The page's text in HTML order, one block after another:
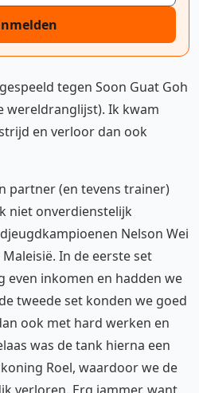
tegen Soon Guat Goh
wereldranglijst). Ik kwam
en verloor dan ook
partner (en tevens trainer)
niet onverdienstelijk
Nelson Wei
Maleisië. In de eerste set
even inkomen en hadden we
tweede set konden we goed
ook met hard werken en
was de tank hierna een
Roel, waardoor we de